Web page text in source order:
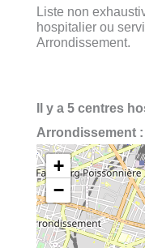
Liste non
hospitalier ou
Arrondissement.
Il y a 5 centres
Arrondissement :
+
−